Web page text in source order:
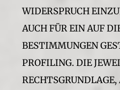
WIDERSPRUCH
AUCH FÜR EIN AUF
BESTIMMUNGEN
PROFILING. DIE